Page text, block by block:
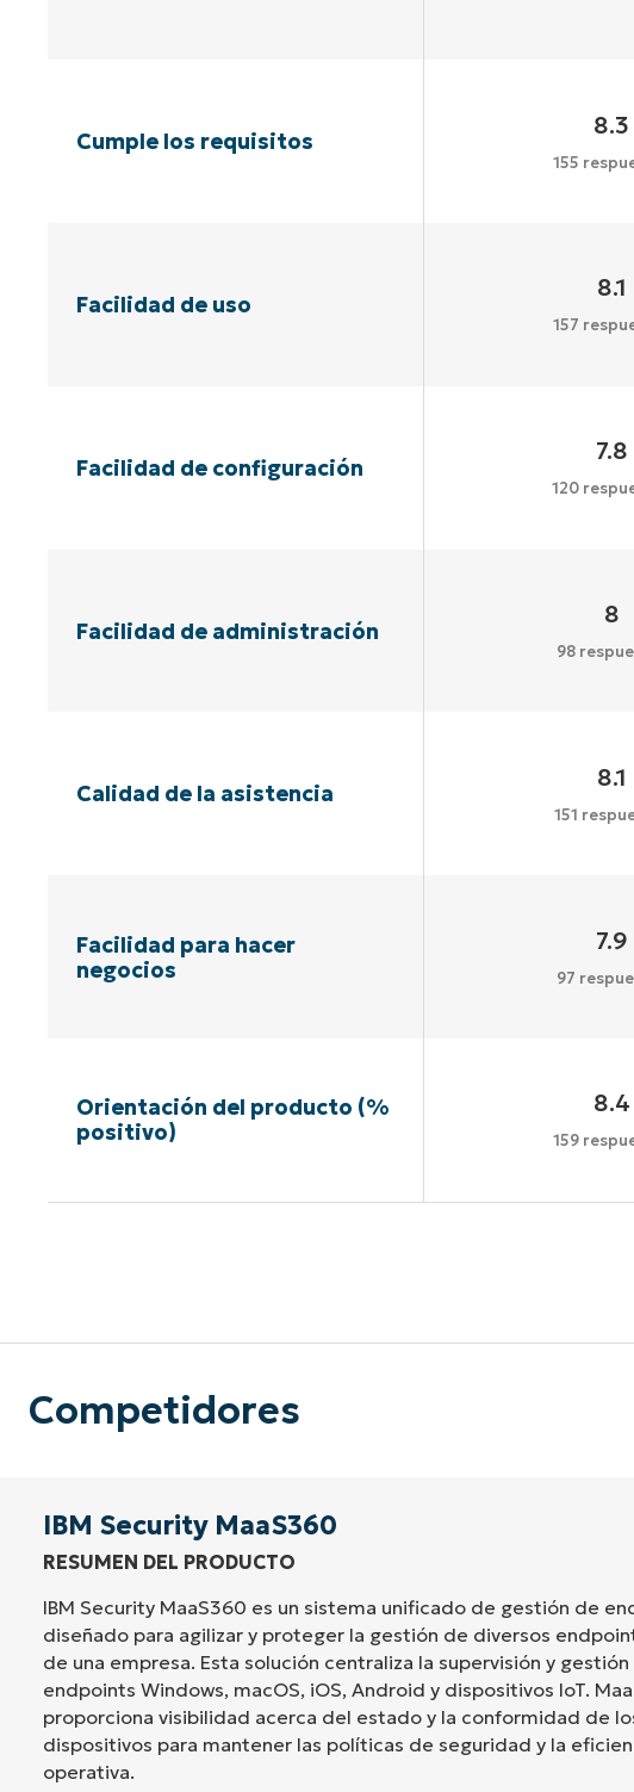
Cumple los requisitos
8.3
155
Facilidad de uso
8.1
157
Facilidad de configuración
7.8
120
Facilidad de administración
8
98
Calidad de la asistencia
8.1
151
Facilidad para hacer
negocios
7.9
97
Orientación del producto (%
positivo)
8.4
159
Competidores
IBM Security MaaS360
RESUMEN DEL PRODUCTO
IBM Security MaaS360 es un sistema unificado de gestión de
diseñado para agilizar y proteger la gestión de diversos
de una empresa. Esta solución centraliza la supervisión y
endpoints Windows, macOS, iOS, Android y dispositivos IoT.
proporciona visibilidad acerca del estado y la conformidad de
dispositivos para mantener las políticas de seguridad y la
operativa.